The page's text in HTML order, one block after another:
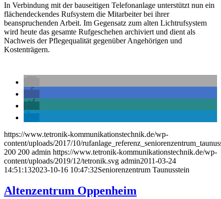
In Verbindung mit der bauseitigen Telefonanlage unterstützt nun ein
flächendeckendes Rufsystem die Mitarbeiter bei ihrer
beanspruchenden Arbeit. Im Gegensatz zum alten Lichtrufsystem
wird heute das gesamte Rufgeschehen archiviert und dient als
Nachweis der Pflegequalität gegenüber Angehörigen und
Kostenträgern.
https://www.tetronik-kommunikationstechnik.de/wp-
content/uploads/2017/10/
200 200 admin https://www.tetronik-kommunikationstechnik.de/wp-
content/uploads/2019/12/tetronik.svg admin2011-03-24
14:51:132023-10-16 10:47:32Seniorenzentrum Taunusstein
Altenzentrum Oppenheim